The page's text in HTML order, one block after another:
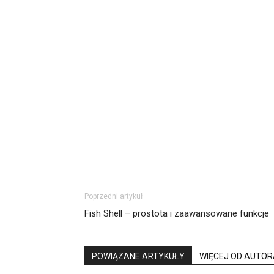
Poprzedni artykuł
Fish Shell – prostota i zaawansowane funkcje
POWIĄZANE ARTYKUŁY WIĘCEJ OD